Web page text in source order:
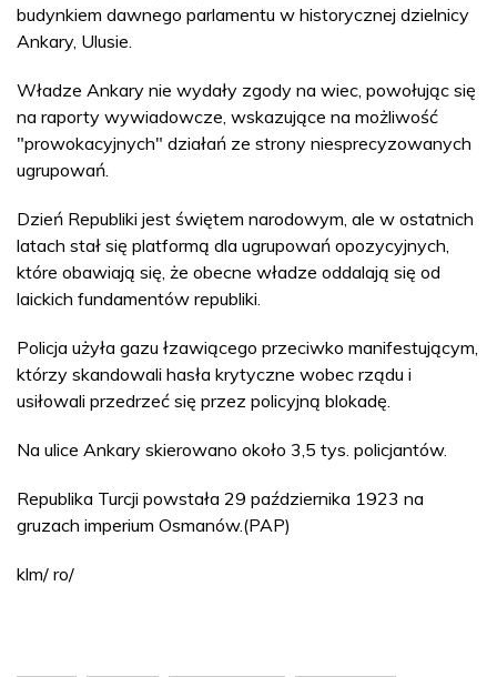
budynkiem dawnego parlamentu w historycznej dzielnicy
Ankary, Ulusie.
Władze Ankary nie wydały zgody na wiec, powołując się
na raporty wywiadowcze, wskazujące na możliwość
"prowokacyjnych" działań ze strony niesprecyzowanych
ugrupowań.
Dzień Republiki jest świętem narodowym, ale w ostatnich
latach stał się platformą dla ugrupowań opozycyjnych,
które obawiają się, że obecne władze oddalają się od
laickich fundamentów republiki.
Policja użyła gazu łzawiącego przeciwko manifestującym,
którzy skandowali hasła krytyczne wobec rządu i
usiłowali przedrzeć się przez policyjną blokadę.
Na ulice Ankary skierowano około 3,5 tys. policjantów.
Republika Turcji powstała 29 października 1923 na
gruzach imperium Osmanów.(PAP)
klm/ ro/